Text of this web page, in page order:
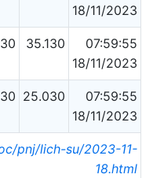
18/11/2023
35.130
07:59:55
18/11/2023
25.030
07:59:55
18/11/2023
pnj/lich-su/2023-11-
18.html